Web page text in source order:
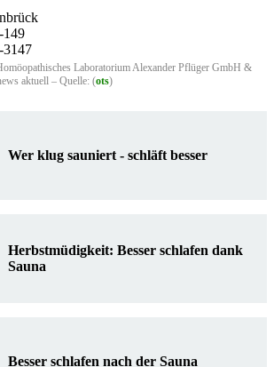
149
3147
Laboratorium Alexander Pflüger GmbH &
aktuell – Quelle: (ots)
Wer klug sauniert - schläft besser
Herbstmüdigkeit: Besser schlafen dank
Sauna
Besser schlafen nach der Sauna